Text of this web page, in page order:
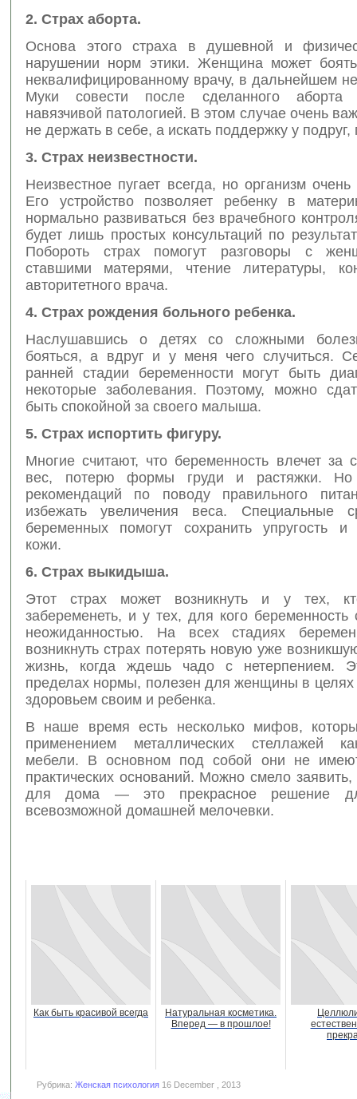
2. Страх аборта.
Основа этого страха в душевной и
нарушении норм этики. Женщина может
неквалифицированному врачу, в дальнейшем
Муки совести после сделанного аборта
навязчивой патологией. В этом случае очень
не держать в себе, а искать поддержку у подруг,
3. Страх неизвестности.
Неизвестное пугает всегда, но организм
Его устройство позволяет ребенку в
нормально развиваться без врачебного
будет лишь простых консультаций по
Побороть страх помогут разговоры с
ставшими матерями, чтение литературы,
авторитетного врача.
4. Страх рождения больного ребенка.
Наслушавшись о детях со сложными
бояться, а вдруг и у меня чего случиться.
ранней стадии беременности могут быть
некоторые заболевания. Поэтому, можно
быть спокойной за своего малыша.
5. Страх испортить фигуру.
Многие считают, что беременность влечет за
вес, потерю формы груди и растяжки. Но
рекомендаций по поводу правильного
избежать увеличения веса. Специальные
беременных помогут сохранить упругость и
кожи.
6. Страх выкидыша.
Этот страх может возникнуть и у тех,
забеременеть, и у тех, для кого беременность
неожиданностью. На всех стадиях
возникнуть страх потерять новую уже
жизнь, когда ждешь чадо с нетерпением.
пределах нормы, полезен для женщины в целях
здоровьем своим и ребенка.
В наше время есть несколько мифов,
применением металлических стеллажей
мебели. В основном под собой они не
практических оснований. Можно смело
для дома — это прекрасное решение
всевозможной домашней мелочевки.
Как быть красивой всегда
Натуральная косметика.
Вперед — в прошлое!
Рубрика: Женская психология 16 December , 2013